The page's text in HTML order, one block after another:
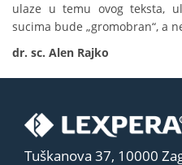
ulaze u temu ovog teksta,
sucima bude „gromobran“, a
dr. sc. Alen Rajko
Tuškanova 37, 10000